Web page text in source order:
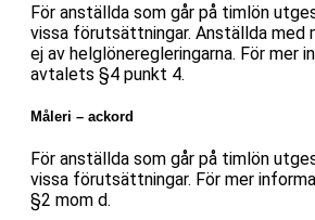
För anställda som går på timlön
vissa förutsättningar. Anställda med
ej av helglöneregleringarna. För mer
avtalets §4 punkt 4.
Måleri – ackord
För anställda som går på timlön
vissa förutsättningar. För mer
§2 mom d.